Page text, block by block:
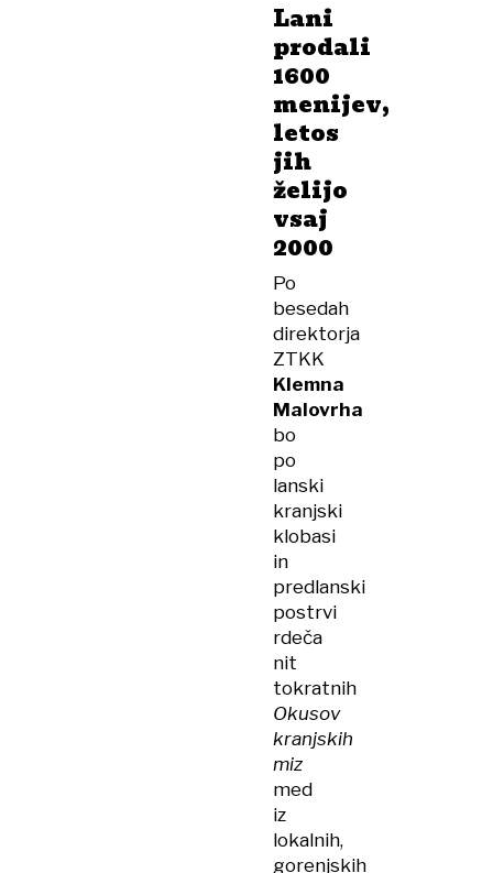
Lani
prodali
1600
menijev,
letos
jih
želijo
vsaj
2000
Po
besedah
direktorja
ZTKK
Klemna
Malovrha
bo
po
lanski
kranjski
klobasi
in
predlanski
postrvi
rdeča
nit
tokratnih
Okusov
kranjskih
miz
med
iz
lokalnih,
gorenjskih